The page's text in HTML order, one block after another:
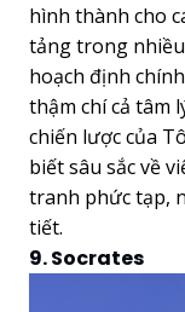
hình thành cho
tảng trong
hoạch định
thậm chí cả tâm
chiến lược của
biết sâu sắc về
tranh phức tạp,
tiết.
9. Socrates